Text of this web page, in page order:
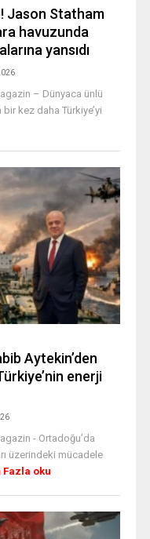
Jason Statham
havuzunda
yansıdı
– Dünyaca ünlü
kez daha Türkiye’yi
Aytekin’den
enerji
- Ortadoğu’da
üzerindeki mücadele
Fazla oku